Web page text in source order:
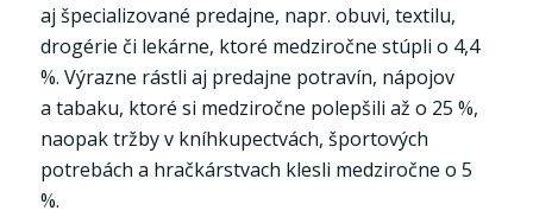
aj špecializované predajne, napr. obuvi, textilu,
drogérie či lekárne, ktoré medziročne stúpli o 4,4
%. Výrazne rástli aj predajne potravín, nápojov
a tabaku, ktoré si medziročne polepšili až o 25 %,
naopak tržby v kníhkupectvách, športových
potrebách a hračkárstvach klesli medziročne o 5
%.